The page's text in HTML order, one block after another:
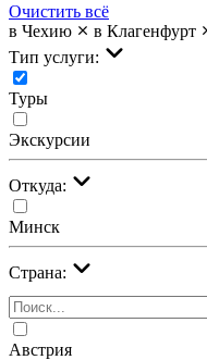
Очистить всё
в Чехию
в Клагенфурт
Тип услуги:
Туры
Экскурсии
Откуда:
Минск
Страна:
Австрия